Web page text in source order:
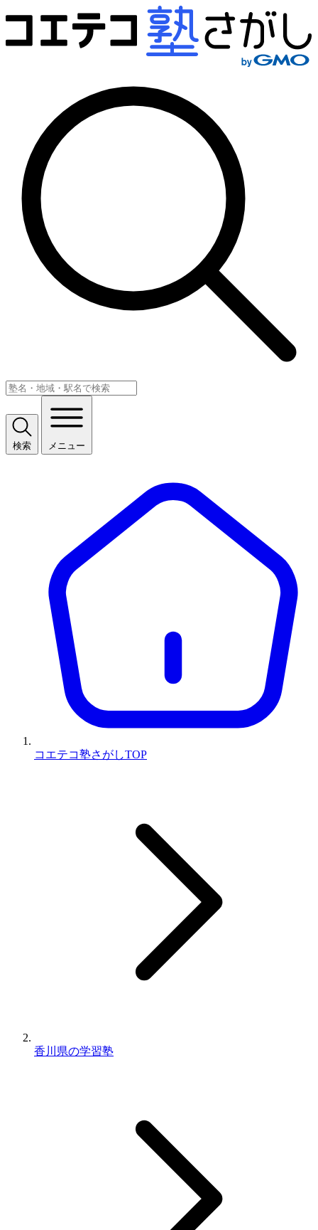
検索 メニュー
コエテコ塾さがしTOP
香川県の学習塾